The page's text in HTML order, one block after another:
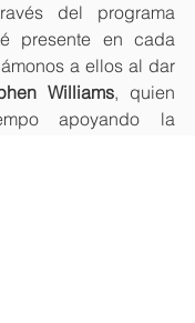
del programa
presente en cada
a ellos al dar
Williams, quien
apoyando la